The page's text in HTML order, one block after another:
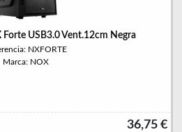
Forte USB3.0 Vent.12cm Negra
NXFORTE
Marca: NOX
36,75 €